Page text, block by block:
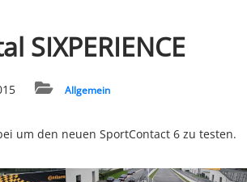
SIXPERIENCE
Allgemein
um den neuen SportContact 6 zu testen.